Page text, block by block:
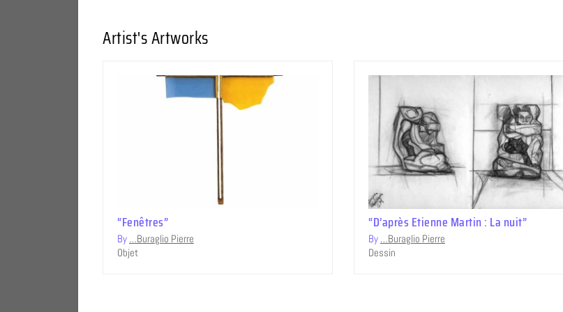
Artist's Artworks
“Fenêtres”
By …Buraglio Pierre
Objet
“D’après Etienne Martin : La nuit”
By …Buraglio Pierre
Dessin